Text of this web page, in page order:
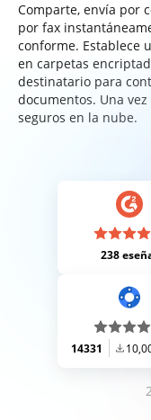
Comparte, envía por
por fax
conforme. Establece
en carpetas
destinatario para
documentos. Una
seguros en la nube.
238
14331